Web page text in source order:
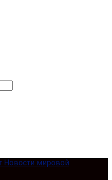
Новости мировой